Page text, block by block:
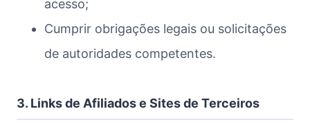
acesso;
Cumprir obrigações legais ou solicitações
de autoridades competentes.
3. Links de Afiliados e Sites de Terceiros